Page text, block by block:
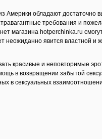
обладают достаточно
требования и
магазина hotperchinka.ru
явится властной и
красивые и неповторимые
в возвращении забытой
в сексуальных